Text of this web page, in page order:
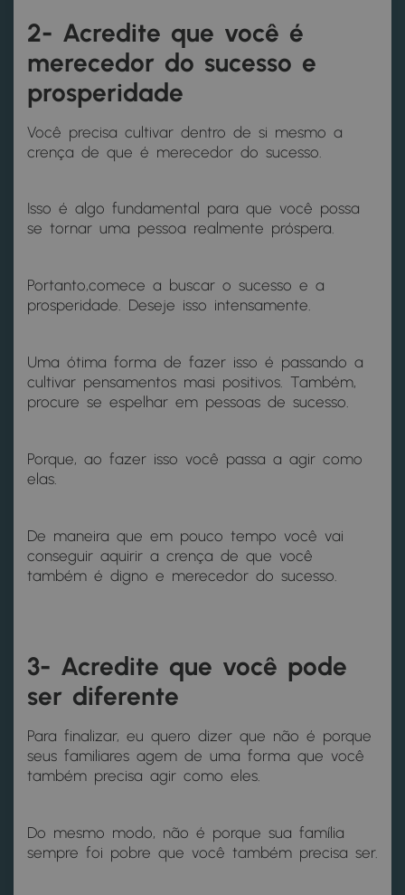
2- Acredite que você é
merecedor do sucesso e
prosperidade
Você precisa cultivar dentro de si mesmo a
crença de que é merecedor do sucesso.
Isso é algo fundamental para que você possa
se tornar uma pessoa realmente próspera.
Portanto,comece a buscar o sucesso e a
prosperidade. Deseje isso intensamente.
Uma ótima forma de fazer isso é passando a
cultivar pensamentos masi positivos. Também,
procure se espelhar em pessoas de sucesso.
Porque, ao fazer isso você passa a agir como
elas.
De maneira que em pouco tempo você vai
conseguir aquirir a crença de que você
também é digno e merecedor do sucesso.
3- Acredite que você pode
ser diferente
Para finalizar, eu quero dizer que não é porque
seus familiares agem de uma forma que você
também precisa agir como eles.
Do mesmo modo, não é porque sua família
sempre foi pobre que você também precisa ser.